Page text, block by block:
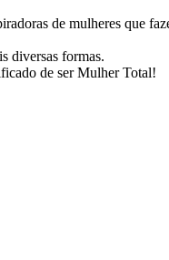
de mulheres que
diversas formas.
de ser Mulher Total!